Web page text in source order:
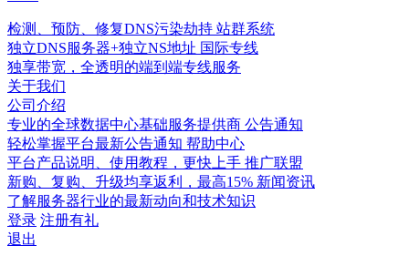
检测、预防、修复DNS污染劫持 站群系统
独立DNS服务器+独立NS地址 国际专线
独享带宽，全透明的端到端专线服务
关于我们
公司介绍
专业的全球数据中心基础服务提供商 公告通知
轻松掌握平台最新公告通知 帮助中心
平台产品说明、使用教程，更快上手 推广联盟
新购、复购、升级均享返利，最高15% 新闻资讯
了解服务器行业的最新动向和技术知识
登录 注册有礼
退出